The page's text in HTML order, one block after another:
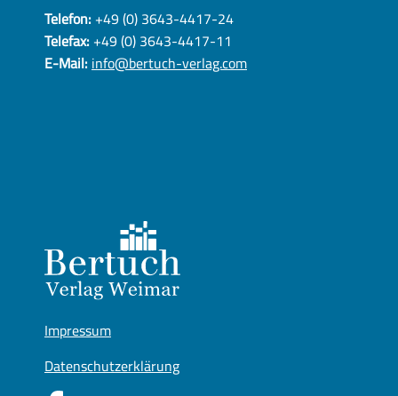
Telefon:+49 (0) 3643-4417-24
Telefax:+49 (0) 3643-4417-11
E-Mail:info@bertuch-verlag.com
Impressum
Datenschutzerklärung